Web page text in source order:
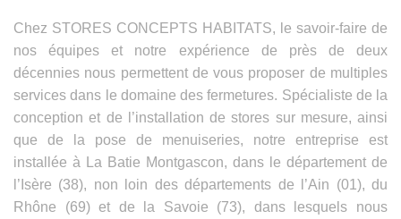
Chez STORES CONCEPTS HABITATS, le savoir-faire de
nos équipes et notre expérience de près de deux
décennies nous permettent de vous proposer de multiples
services dans le domaine des fermetures. Spécialiste de la
conception et de l’installation de stores sur mesure, ainsi
que de la pose de menuiseries, notre entreprise est
installée à La Batie Montgascon, dans le département de
l’Isère (38), non loin des départements de l’Ain (01), du
Rhône (69) et de la Savoie (73), dans lesquels nous